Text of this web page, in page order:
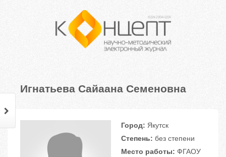
Игнатьева Сайаана Семеновна
Город: Якутск
Степень: без степени
Место работы: ФГАОУ